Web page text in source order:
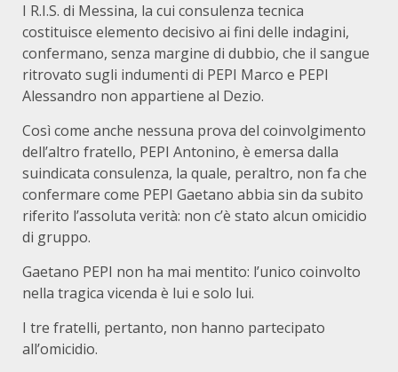
I R.I.S. di Messina, la cui consulenza tecnica
costituisce elemento decisivo ai fini delle indagini,
confermano, senza margine di dubbio, che il sangue
ritrovato sugli indumenti di PEPI Marco e PEPI
Alessandro non appartiene al Dezio.
Così come anche nessuna prova del coinvolgimento
dell’altro fratello, PEPI Antonino, è emersa dalla
suindicata consulenza, la quale, peraltro, non fa che
confermare come PEPI Gaetano abbia sin da subito
riferito l’assoluta verità: non c’è stato alcun omicidio
di gruppo.
Gaetano PEPI non ha mai mentito: l’unico coinvolto
nella tragica vicenda è lui e solo lui.
I tre fratelli, pertanto, non hanno partecipato
all’omicidio.